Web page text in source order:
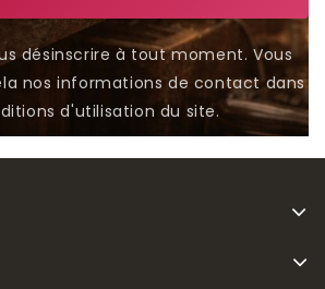
désinscrire à tout moment. Vous
nos informations de contact dans
d'utilisation du site.